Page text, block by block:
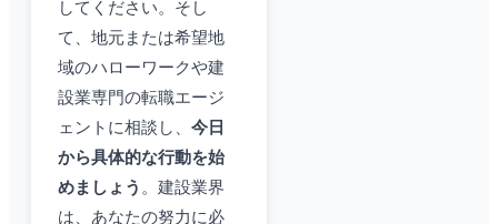
してください。そし
て、地元または希望地
域のハローワークや建
設業専門の転職エージ
ェントに相談し、 今日
から具体的な行動を始
めましょう 。建設業界
は、あなたの努力に必